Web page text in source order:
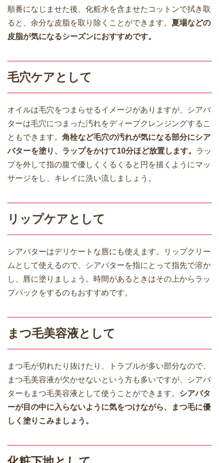
順番になじませた後、化粧水を含ませたコットンで拭き取
ると、余分な皮脂を取り除くことができます。 夏場などの
皮脂が気になるシーズンにおすすめです。
毛穴ケアとして
オイルは毛穴をつまらせるイメージがありますが、シアバ
ターは毛穴につまった汚れをディープクレンジングするこ
ともできます。 角栓など毛穴の汚れが気になる部分にシア
バターを塗り、ラップをかけて10分ほど放置します。 ラッ
プを外して指の腹で優しくくるくると円を描くようにマッ
サージをし、キレイに洗い流しましょう。
リップケアとして
シアバターはデリケートな唇にも使えます。リップクリー
ムとして使えるので、シアバターを指にとって指先で溶か
し、唇に塗りましょう。時間があるときはその上からラッ
プパックをするのもおすすめです。
まつ毛美容液として
まつ毛が切れたり抜けたり、トラブルが多い部分なので、
まつ毛美容液が欠かせないという方も多いですが、シアバ
ターもまつ毛美容液として使うことができます。 シアバタ
ーが目の中に入らないように気をつけながら、まつ毛に優
しく塗りこみましょう。